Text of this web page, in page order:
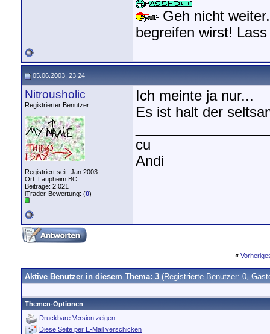
Geh nicht
begreifen wirst!
05.06.2003, 23:24
Nitrousholic
Registrierter Benutzer
Registriert seit: Jan 2003
Ort: Laupheim BC
Beiträge: 2.021
iTrader-Bewertung: (0)
Ich meinte ja nur...
Es ist halt der
cu
Andi
«
Aktive Benutzer in diesem Thema: 3 (Registrierte Benutzer: 0,
Themen-Optionen
Druckbare Version zeigen
Diese Seite per E-Mail verschicken